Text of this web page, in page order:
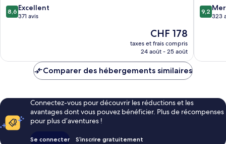
8.6
sur
8,6 Excellent
371 avis
Le
nouveau
prix
de
CHF 178
taxes et frais compris
24 août - 25 août
9.2
sur
9,2
323
Comparer des hébergements similaires
Connectez-vous pour découvrir les réductions et les
avantages dont vous pouvez bénéficier. Plus de récompenses
pour plus d’aventures !
Se connecter S’inscrire gratuitement